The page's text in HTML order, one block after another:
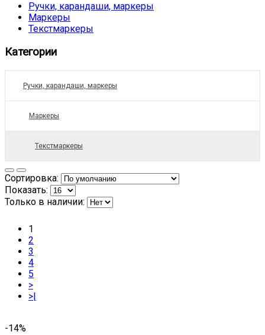
Ручки, карандаши, маркеры
Маркеры
Текстмаркеры
Категории
Ручки, карандаши, маркеры
Маркеры
Текстмаркеры
Сортировка:
Показать:
Только в наличии:
1
2
3
4
5
>
>|
-14%